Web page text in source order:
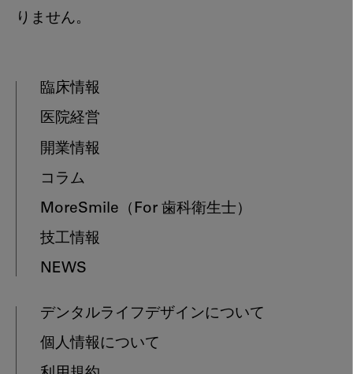
りません。
臨床情報
医院経営
開業情報
コラム
MoreSmile （For 歯科衛生士）
技工情報
NEWS
デンタルライフデザインについて
個人情報について